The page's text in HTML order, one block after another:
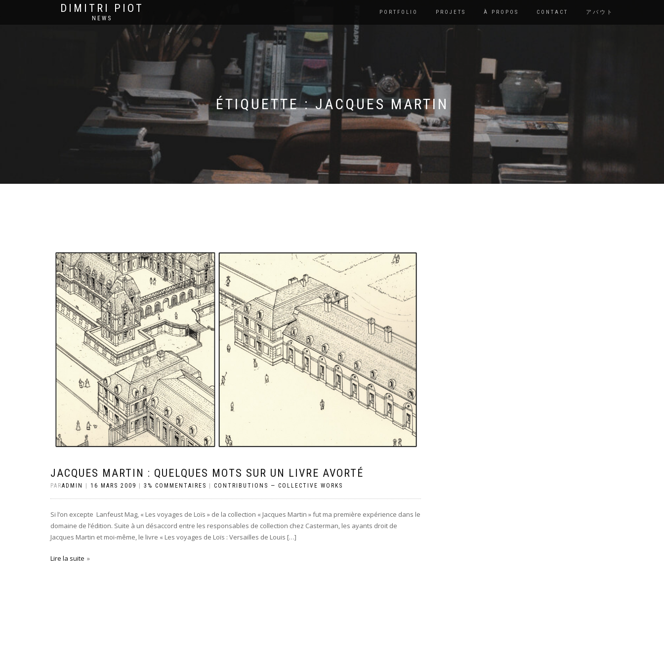
DIMITRI PIOT
NEWS
PORTFOLIO PROJETS À PROPOS CONTACT アバウト
ÉTIQUETTE :JACQUES MARTIN
JACQUES MARTIN : QUELQUES MOTS SUR UN LIVRE AVORTÉ
PARADMIN 16 MARS 2009 3% COMMENTAIRES CONTRIBUTIONS — COLLECTIVE WORKS
Si l’on excepte Lanfeust Mag, « Les voyages de Loïs » de la collection « Jacques Martin » fut ma première expérience dans le
domaine de l’édition. Suite à un désaccord entre les responsables de collection chez Casterman, les ayants droit de
Jacques Martin et moi-même, le livre « Les voyages de Loïs : Versailles de Louis […]
Lire la suite